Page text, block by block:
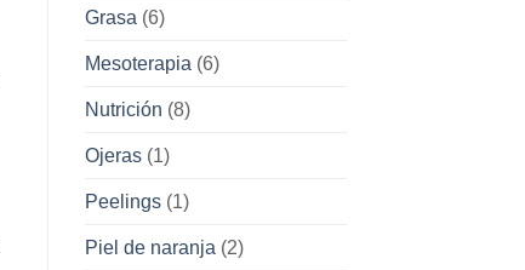
Grasa (6)
Mesoterapia (6)
Nutrición (8)
Ojeras(1)
Peelings(1)
Piel de naranja (2)